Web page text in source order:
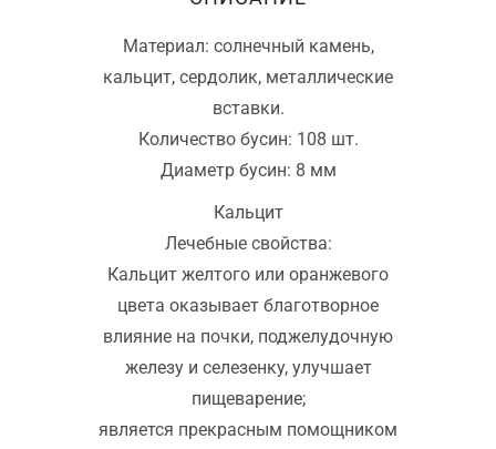
Материал: солнечный камень,
кальцит, сердолик, металлические
вставки.
Количество бусин: 108 шт.
Диаметр бусин: 8 мм
Кальцит
Лечебные свойства:
Кальцит желтого или оранжевого
цвета оказывает благотворное
влияние на почки, поджелудочную
железу и селезенку, улучшает
пищеварение;
является прекрасным помощником